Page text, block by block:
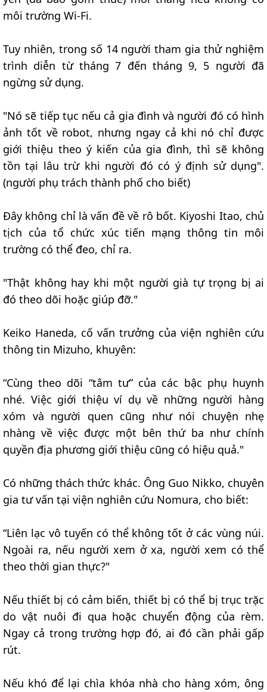
môi trường Wi-Fi.
Tuy nhiên, trong số 14 người tham gia thử nghiệm
trình diễn từ tháng 7 đến tháng 9, 5 người đã
ngừng sử dụng.
"Nó sẽ tiếp tục nếu cả gia đình và người đó có hình
ảnh tốt về robot, nhưng ngay cả khi nó chỉ được
giới thiệu theo ý kiến của gia đình, thì sẽ không
tồn tại lâu trừ khi người đó có ý định sử dụng".
(người phụ trách thành phố cho biết)
Đây không chỉ là vấn đề về rô bốt. Kiyoshi Itao, chủ
tịch của tổ chức xúc tiến mạng thông tin môi
trường có thể đeo, chỉ ra.
"Thật không hay khi một người già tự trọng bị ai
đó theo dõi hoặc giúp đỡ."
Keiko Haneda, cố vấn trưởng của viện nghiên cứu
thông tin Mizuho, khuyên:
“Cùng theo dõi “tâm tư” của các bậc phụ huynh
nhé. Việc giới thiệu ví dụ về những người hàng
xóm và người quen cũng như nói chuyện nhẹ
nhàng về việc được một bên thứ ba như chính
quyền địa phương giới thiệu cũng có hiệu quả."
Có những thách thức khác. Ông Guo Nikko, chuyên
gia tư vấn tại viện nghiên cứu Nomura, cho biết:
“Liên lạc vô tuyến có thể không tốt ở các vùng núi.
Ngoài ra, nếu người xem ở xa, người xem có thể
theo thời gian thực?"
Nếu thiết bị có cảm biến, thiết bị có thể bị trục trặc
do vật nuôi đi qua hoặc chuyển động của rèm.
Ngay cả trong trường hợp đó, ai đó cần phải gấp
rút.
Nếu khó để lại chìa khóa nhà cho hàng xóm, ông